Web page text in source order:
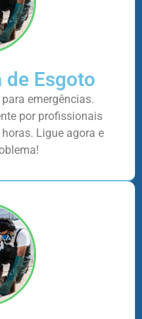
de Esgoto
emergências.
por profissionais
Ligue agora e